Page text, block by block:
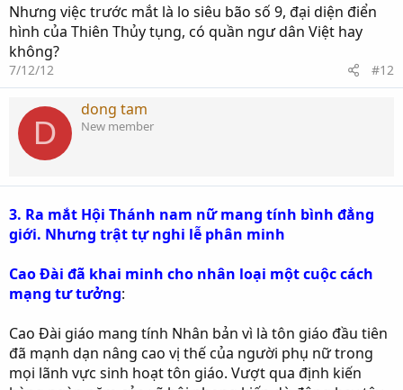
Nhưng việc trước mắt là lo siêu bão số 9, đại diện điển
hình của Thiên Thủy tụng, có quần ngư dân Việt hay
không?
7/12/12 #12
D
dong tam
New member
3. Ra mắt Hội Thánh nam nữ mang tính bình đẳng
giới. Nhưng trật tự nghi lễ phân minh
Cao Đài đã khai minh cho nhân loại một cuộc cách
mạng tư tưởng:
Cao Đài giáo mang tính Nhân bản vì là tôn giáo đầu tiên
đã mạnh dạn nâng cao vị thế của người phụ nữ trong
mọi lãnh vực sinh hoạt tôn giáo. Vượt qua định kiến